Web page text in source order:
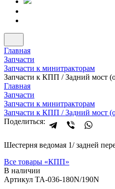
Главная
Запчасти
Запчасти к минитракторам
Запчасти к КПП / Задний мост
Главная
Запчасти
Запчасти к минитракторам
Запчасти к КПП / Задний мост
Поделиться:
Шестерня ведомая 1/ задней
Все товары «КПП»
В наличии
Артикул ТА-036-180N/190N